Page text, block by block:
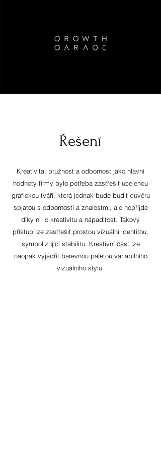
Řešení
Kreativita, pružnost a odbornost jako hlavní
hodnoty firmy bylo potřeba zastřešit ucelenou
grafickou tváří, která jednak bude budit důvěru
spjatou s odborností a znalostmi, ale nepřijde
díky ní o kreativitu a nápaditost. Takový
přístup lze zastřešit prostou vizuální identitou,
symbolizující stabilitu. Kreativní část lze
naopak vyjádřit barevnou paletou variabilního
vizuálního stylu.